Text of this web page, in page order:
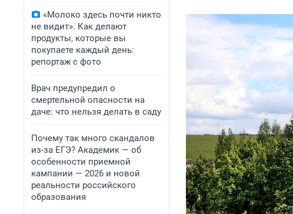
«Молоко здесь почти никто
не видит». Как делают
продукты, которые вы
покупаете каждый день:
репортаж с фото
Врач предупредил о
смертельной опасности на
даче: что нельзя делать в саду
Почему так много скандалов
из-за ЕГЭ? Академик — об
особенности приемной
кампании — 2026 и новой
реальности российского
образования